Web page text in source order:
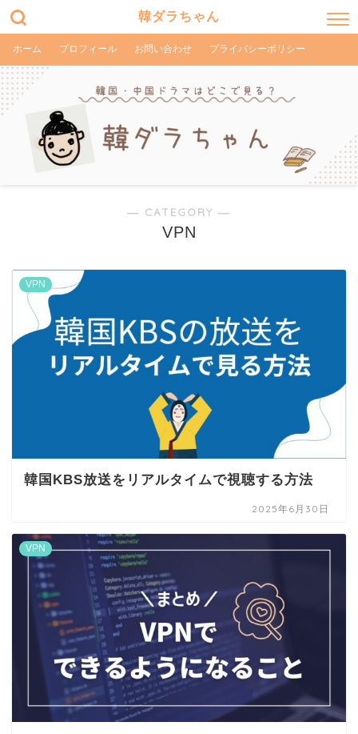
韓ダラちゃん
ホーム プロフィール お問い合わせ プライバシーポリシー
― CATEGORY ―
VPN
VPN
韓国KBS放送をリアルタイムで視聴する方法
2025年6月30日
VPN